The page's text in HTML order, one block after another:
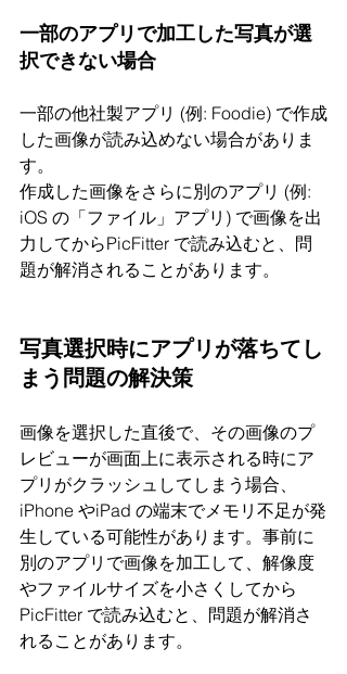
一部のアプリで加工した写真が選
択できない場合
一部の他社製アプリ (例: Foodie) で作成
した画像が読み込めない場合がありま
す。
作成した画像をさらに別のアプリ (例:
iOS の「ファイル」アプリ) で画像を出
力してからPicFitter で読み込むと、問
題が解消されることがあります。
写真選択時にアプリが落ちてし
まう問題の解決策
画像を選択した直後で、その画像のプ
レビューが画面上に表示される時にア
プリがクラッシュしてしまう場合、
iPhone やiPad の端末でメモリ不足が発
生している可能性があります。事前に
別のアプリで画像を加工して、解像度
やファイルサイズを小さくしてから
PicFitter で読み込むと、問題が解消さ
れることがあります。